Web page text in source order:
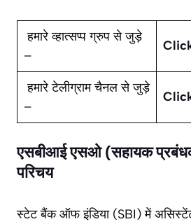
हमारे व्हात्सप्प ग्रुप से जुड़े
–
हमारे टेलीग्राम चैनल से जुड़े
–
एसबीआई एसओ (सहायक
परिचय
स्टेट बैंक ऑफ इंडिया (SBI) में